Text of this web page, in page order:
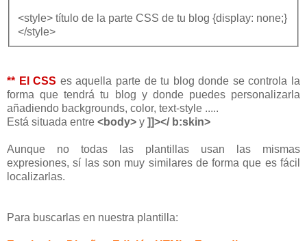
<style> título de la parte CSS de tu blog {display: none;}
</style>
** El CSS es aquella parte de tu blog donde se controla la
forma que tendrá tu blog y donde puedes personalizarla
añadiendo backgrounds, color, text-style .....
Está situada entre <body> y ]]></ b:skin>
Aunque no todas las plantillas usan las mismas
expresiones, sí las son muy similares de forma que es fácil
localizarlas.
Para buscarlas en nuestra plantilla: